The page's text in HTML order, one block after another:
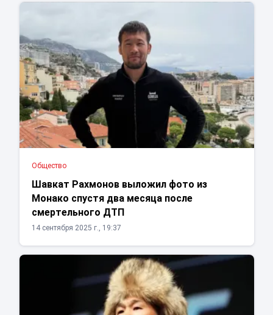
Общество
Шавкат Рахмонов выложил фото из
Монако спустя два месяца после
смертельного ДТП
14 сентября 2025 г., 19:37